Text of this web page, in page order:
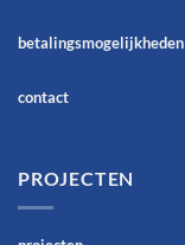
betalingsmogelijkheden
contact
PROJECTEN